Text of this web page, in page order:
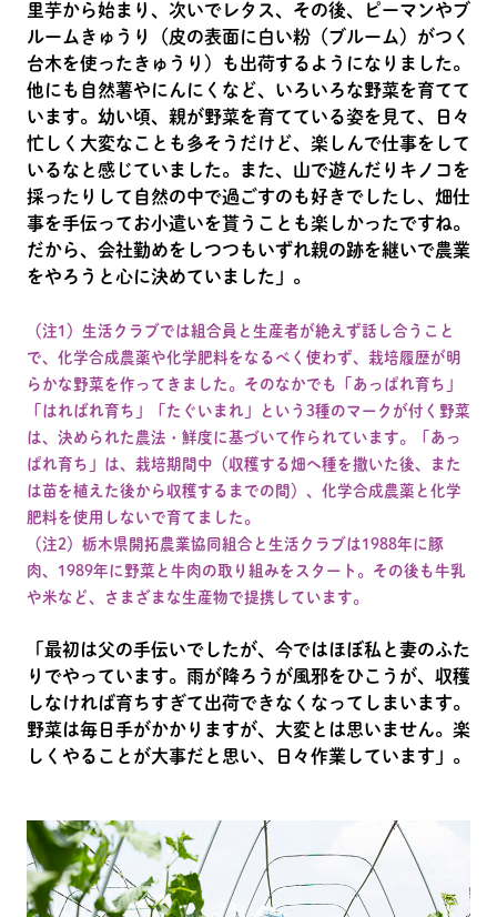
里芋から始まり、次いでレタス、その後、ピーマンやブ
ルームきゅうり（皮の表面に白い粉（ブルーム）がつく
台木を使ったきゅうり）も出荷するようになりました。
他にも自然薯やにんにくなど、いろいろな野菜を育てて
います。幼い頃、親が野菜を育てている姿を見て、日々
忙しく大変なことも多そうだけど、楽しんで仕事をして
いるなと感じていました。また、山で遊んだりキノコを
採ったりして自然の中で過ごすのも好きでしたし、畑仕
事を手伝ってお小遣いを貰うことも楽しかったですね。
だから、会社勤めをしつつもいずれ親の跡を継いで農業
をやろうと心に決めていました」。
（注1）生活クラブでは組合員と生産者が絶えず話し合うこと
で、化学合成農薬や化学肥料をなるべく使わず、栽培履歴が明
らかな野菜を作ってきました。そのなかでも「あっぱれ育ち」
「はればれ育ち」「たぐいまれ」という3種のマークが付く野菜
は、決められた農法・鮮度に基づいて作られています。「あっ
ぱれ育ち」は、栽培期間中（収穫する畑へ種を撒いた後、また
は苗を植えた後から収穫するまでの間）、化学合成農薬と化学
肥料を使用しないで育てました。
（注2）栃木県開拓農業協同組合と生活クラブは1988年に豚
肉、1989年に野菜と牛肉の取り組みをスタート。その後も牛乳
や米など、さまざまな生産物で提携しています。
「最初は父の手伝いでしたが、今ではほぼ私と妻のふた
りでやっています。雨が降ろうが風邪をひこうが、収穫
しなければ育ちすぎて出荷できなくなってしまいます。
野菜は毎日手がかかりますが、大変とは思いません。楽
しくやることが大事だと思い、日々作業しています」。